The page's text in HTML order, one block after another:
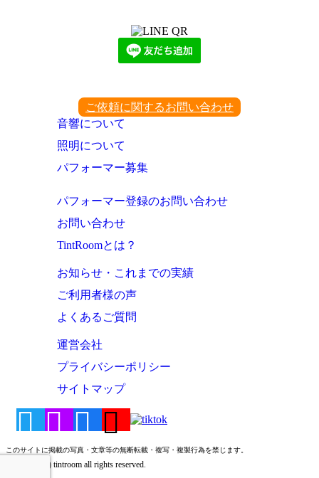
ご依頼に関するお問い合わせ
音響について
照明について
パフォーマー募集
パフォーマー登録のお問い合わせ
お問い合わせ
TintRoomとは？
お知らせ・これまでの実績
ご利用者様の声
よくあるご質問
運営会社
プライバシーポリシー
サイトマップ
このサイトに掲載の写真・文章等の無断転載・複写・複製行為を禁じます。
Copyright (c) tintroom all rights reserved.